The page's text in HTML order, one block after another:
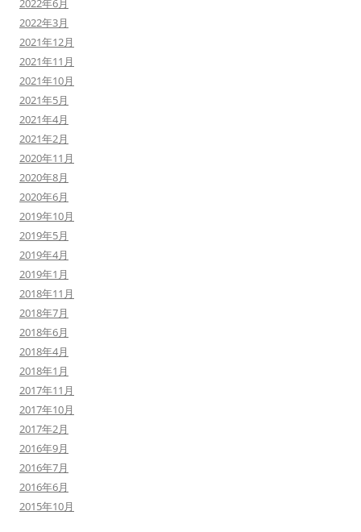
2022年6月
2022年3月
2021年12月
2021年11月
2021年10月
2021年5月
2021年4月
2021年2月
2020年11月
2020年8月
2020年6月
2019年10月
2019年5月
2019年4月
2019年1月
2018年11月
2018年7月
2018年6月
2018年4月
2018年1月
2017年11月
2017年10月
2017年2月
2016年9月
2016年7月
2016年6月
2015年10月